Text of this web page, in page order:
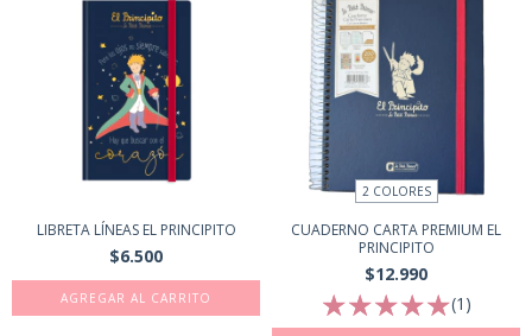
LIBRETA LÍNEAS EL PRINCIPITO
$6.500
AGREGAR AL CARRITO
2 COLORES
CUADERNO CARTA PREMIUM EL
PRINCIPITO
$12.990
(1)